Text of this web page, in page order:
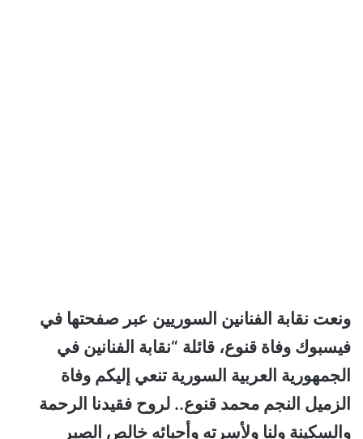
ونعت نقابة الفنانين السوريين عبر صفحتها في
فيسبوك وفاة قنوع، قائلة “نقابة الفنانين في
الجمهورية العربية السورية تنعي إليكم وفاة
الزميل النجم محمد قنوع.. لروح فقيدنا الرحمة
والسكينة ولنا ولأسرته وأحبائه خالص الصبر